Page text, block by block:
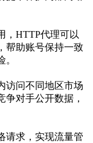
，HTTP代理可以
帮助账号保持一致
访问不同地区市场
对手公开数据，
请求，实现流量管